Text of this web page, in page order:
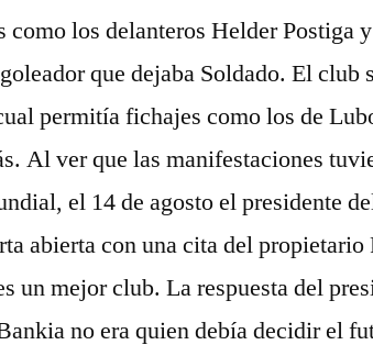
como los delanteros Helder Postiga
que dejaba Soldado. El club
permitía fichajes como los de
Al ver que las manifestaciones
el 14 de agosto el presidente
abierta con una cita del
un mejor club. La respuesta del
no era quien debía decidir el